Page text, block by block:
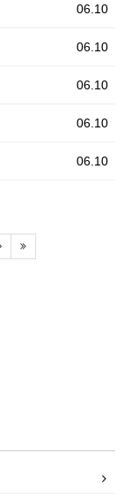
06.10
06.10
06.10
06.10
06.10